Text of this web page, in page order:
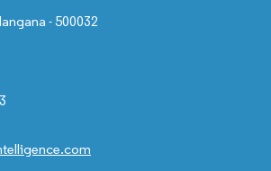
- 500032